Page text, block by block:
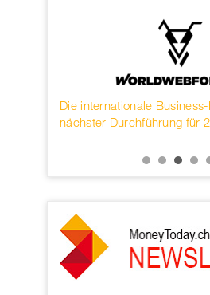
Die internationale
nächster Durchführung für